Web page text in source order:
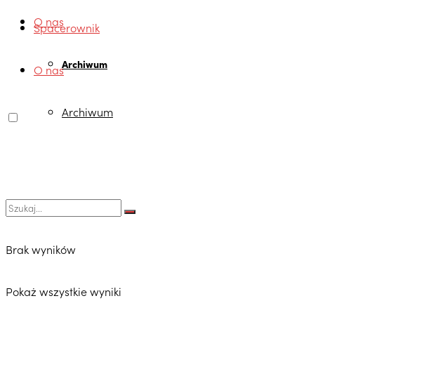
O nas
Archiwum
Spacerownik
O nas
Archiwum
Brak wyników
Pokaż wszystkie wyniki